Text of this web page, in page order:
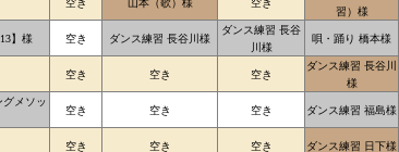
習）様
】様 空き ダンス練習 長谷川様
ダンス練習 長谷
川様
唄・踊り 橋本様
空き 空き 空き
ダンス練習 長谷川
様
グメソッ
空き 空き 空き ダンス練習 福島様
空き 空き 空き ダンス練習 日下様